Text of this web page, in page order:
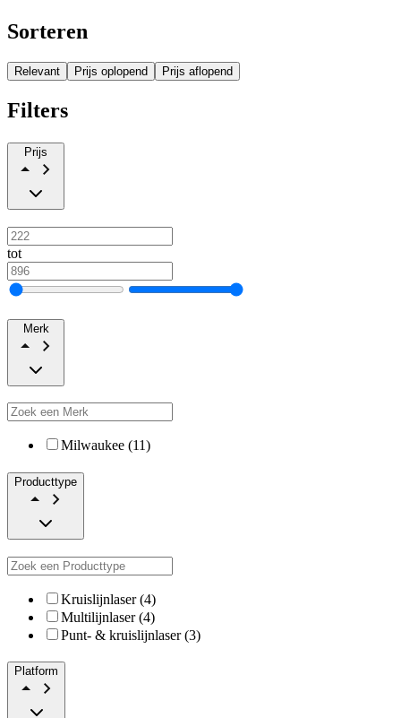
Sorteren
Relevant Prijs oplopend Prijs aflopend
Filters
Prijs
tot
Merk
Milwaukee (11)
Producttype
Kruislijnlaser (4)
Multilijnlaser (4)
Punt- & kruislijnlaser (3)
Platform